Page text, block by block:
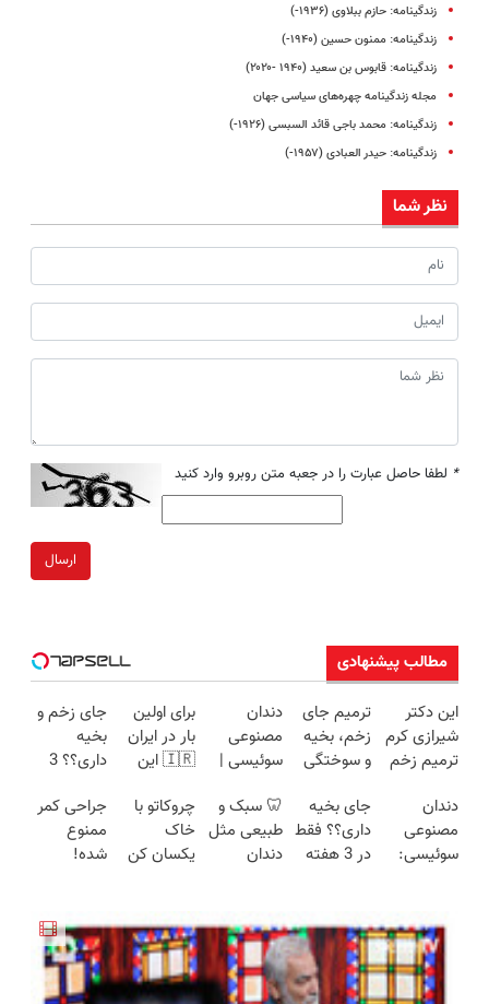
زندگینامه: حازم ببلاوی (۱۹۳۶-)
زندگینامه: ممنون حسین (۱۹۴۰-)
زندگینامه: قابوس بن سعید (۱۹۴۰ -۲۰۲۰)
مجله زندگینامه چهره‌های سیاسی جهان
زندگینامه: محمد باجی قائد السبسی (۱۹۲۶-)
زندگینامه: حیدر العبادی (۱۹۵۷-)
نظر شما
* لطفا حاصل عبارت را در جعبه متن روبرو وارد کنید
ارسال
مطالب پیشنهادی
این دکتر
شیرازی کرم
ترمیم زخم
ساخت!!!
ترمیم جای
زخم، بخیه
و سوختگی
هفته!!😍
دندان
مصنوعی
سوئیسی |
مقاوم،
طبیعی!
ویزیت
برای اولین
بار در ایران
🇮🇷 این
ترمیم کننده
23 روزه
ساخت!
جای زخم و
بخیه
داری؟؟ 3
محوش کن!
دندان
مصنوعی
سوئیسی:
اروپا، سبک
و مقاوم |
پرداخت
قسطی
جای بخیه
داری؟؟ فقط
در 3 هفته
🦷 سبک و
طبیعی مثل
دندان
و پرداخت
اقساطی 💳
📍 تهران
چروکاتو با
خاک
یکسان کن
صرفه)
جراحی کمر
ممنوع
شده!
منزل درمان
کنی؟
((پرسش‌نامه))